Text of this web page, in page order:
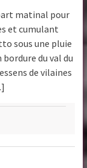
matinal pour
et cumulant
sous une pluie
du val du
de vilaines